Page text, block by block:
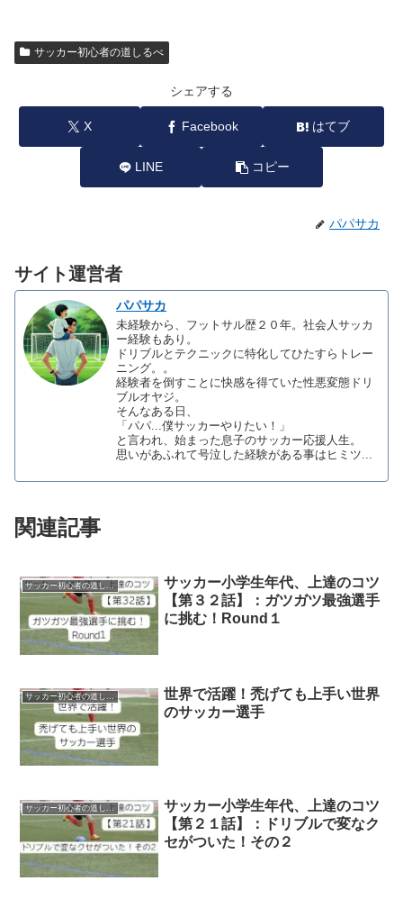
サッカー初心者の道しるべ
シェアする
X Facebook はてブ
LINE コピー
パパサカ
サイト運営者
パパサカ
未経験から、フットサル歴２０年。社会人サッカ
ー経験もあり。
ドリブルとテクニックに特化してひたすらトレー
ニング。。
経験者を倒すことに快感を得ていた性悪変態ドリ
ブルオヤジ。
そんなある日、
「パパ...僕サッカーやりたい！」
と言われ、始まった息子のサッカー応援人生。
思いがあふれて号泣した経験がある事はヒミツ...
関連記事
サッカー初心者の道しるべ
サッカー小学生年代、上達のコツ
【第３２話】：ガツガツ最強選手
に挑む！Round１
サッカー初心者の道しるべ
世界で活躍！禿げても上手い世界
のサッカー選手
サッカー初心者の道しるべ
サッカー小学生年代、上達のコツ
【第２１話】：ドリブルで変なク
セがついた！その２